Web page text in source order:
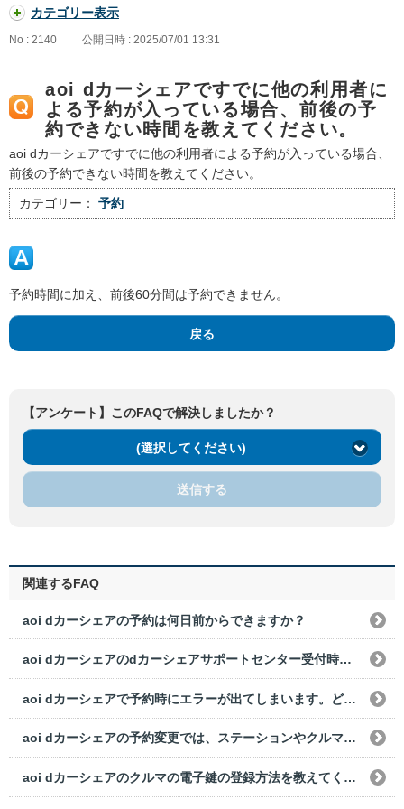
カテゴリー表示
No : 2140 公開日時 : 2025/07/01 13:31
aoi dカーシェアですでに他の利用者に
よる予約が入っている場合、前後の予
約できない時間を教えてください。
aoi dカーシェアですでに他の利用者による予約が入っている場合、
前後の予約できない時間を教えてください。
カテゴリー： 予約
予約時間に加え、前後60分間は予約できません。
戻る
【アンケート】このFAQで解決しましたか？
(選択してください)
送信する
関連するFAQ
aoi dカーシェアの予約は何日前からできますか？
aoi dカーシェアのdカーシェアサポートセンター受付時間外のクルマの電子鍵の登録方法を教えてください。
aoi dカーシェアで予約時にエラーが出てしまいます。どのようにすればいいでしょうか？
aoi dカーシェアの予約変更では、ステーションやクルマの変更はできますか？
aoi dカーシェアのクルマの電子鍵の登録方法を教えてください。